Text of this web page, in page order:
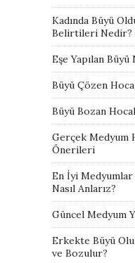
Kadında Büyü
Belirtileri Nedir?
Eşe Yapılan Büyü
Büyü Çözen
Büyü Bozan
Gerçek Medyum
Önerileri
En İyi
Nasıl Anlarız?
Güncel Medyum
Erkekte Büyü
ve Bozulur?